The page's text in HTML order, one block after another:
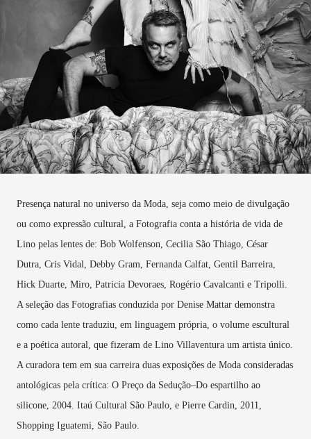
Presença natural no universo da Moda, seja como meio de divulgação
ou como expressão cultural, a Fotografia conta a história de vida de
Lino pelas lentes de: Bob Wolfenson, Cecilia São Thiago, César
Dutra, Cris Vidal, Debby Gram, Fernanda Calfat, Gentil Barreira,
Hick Duarte, Miro, Patricia Devoraes, Rogério Cavalcanti e Tripolli.
A seleção das Fotografias conduzida por Denise Mattar demonstra
como cada lente traduziu, em linguagem própria, o volume escultural
e a poética autoral, que fizeram de Lino Villaventura um artista único.
A curadora tem em sua carreira duas exposições de Moda consideradas
antológicas pela crítica: O Preço da Sedução–Do espartilho ao
silicone, 2004. Itaú Cultural São Paulo, e Pierre Cardin, 2011,
Shopping Iguatemi, São Paulo.